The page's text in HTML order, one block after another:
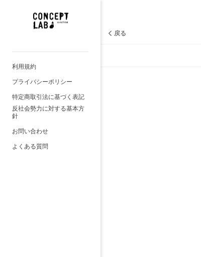
利用規約
プライバシーポリシー
特定商取引法に基づく表記
反社会勢力に対する基本方
針
お問い合わせ
よくある質問
戻る